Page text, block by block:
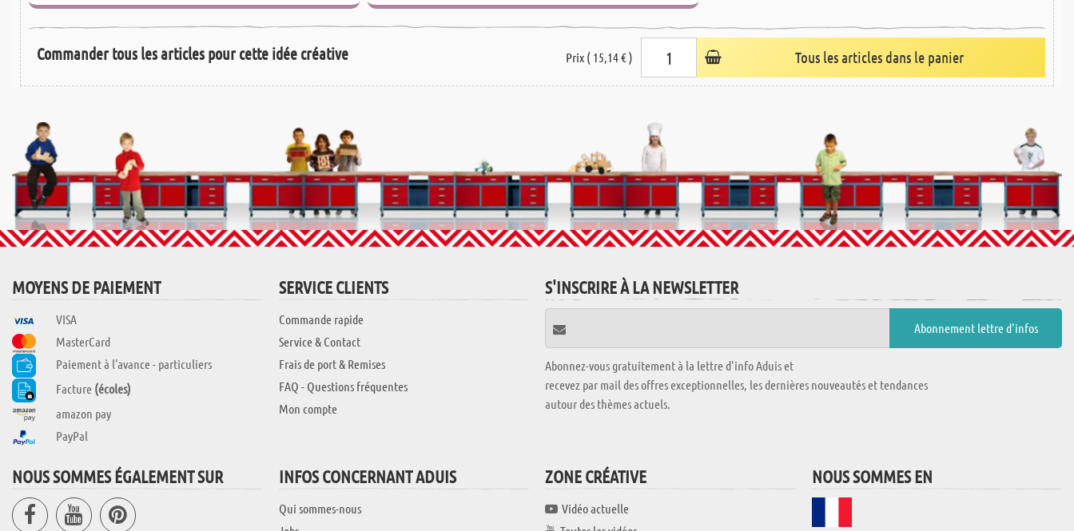
Commander tous les articles pour cette idée créative Prix ( 15,14 € ) Tous les articles dans le panier
MOYENS DE PAIEMENT
VISA
MasterCard
Paiement à l'avance - particuliers
Facture (écoles)
amazon pay
PayPal
SERVICE CLIENTS
Commande rapide
Service & Contact
Frais de port & Remises
FAQ - Questions fréquentes
Mon compte
S'INSCRIRE À LA NEWSLETTER
Abonnez-vous gratuitement à la lettre d'info Aduis et
recevez par mail des offres exceptionnelles, les dernières nouveautés et tendances
autour des thèmes actuels.
NOUS SOMMES ÉGALEMENT SUR INFOS CONCERNANT ADUIS
Qui sommes-nous
ZONE CRÉATIVE
Vidéo actuelle
NOUS SOMMES EN